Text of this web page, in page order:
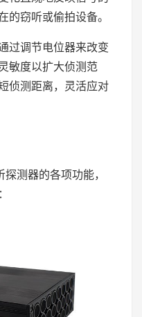
的窃听或偷拍设备。
过调节电位器来改变
敏度以扩大侦测范
侦测距离，灵活应对
测器的各项功能，